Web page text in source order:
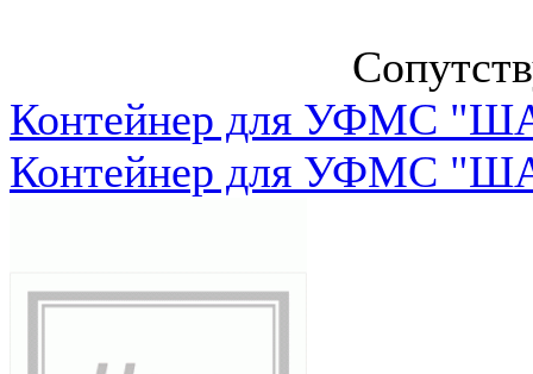
Контейнер для УФМС
Контейнер для УФМС